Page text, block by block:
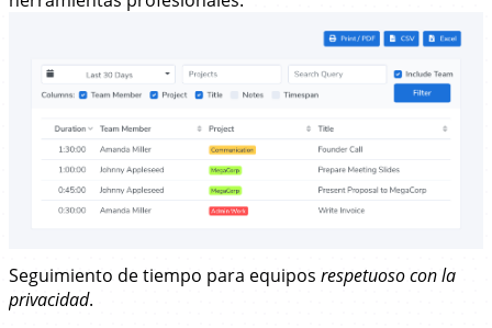
Seguimiento de tiempo para equipos respetuoso con la
privacidad.